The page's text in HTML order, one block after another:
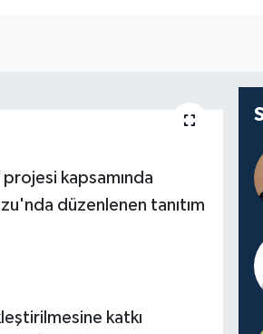
projesi kapsamında
düzenlenen tanıtım
katkı